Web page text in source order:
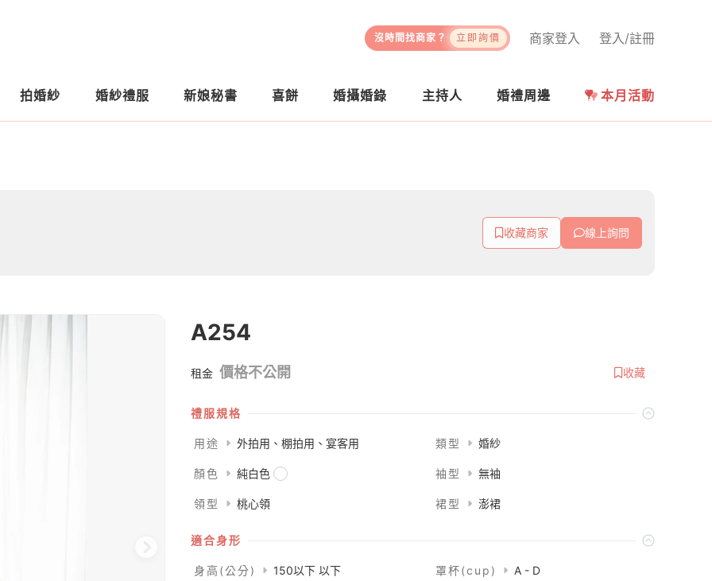
登入/註冊
商家登入
沒時間找商家？ 立即詢價
拍婚紗 婚紗禮服 新娘秘書 喜餅 婚攝婚錄 主持人 婚禮周邊 本月活動
收藏商家 線上詢問
A254
租金 價格不公開 收藏
禮服規格
用途 外拍用、棚拍用、宴客用 類型 婚紗
顏色 純白色 袖型 無袖
領型 桃心領 裙型 澎裙
適合身形
身高(公分) 150以下 以下 罩杯(cup) A - D